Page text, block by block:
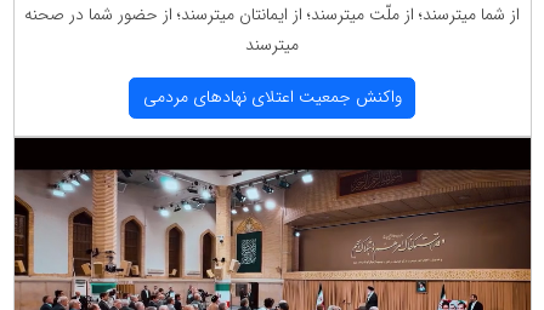
از شما میترسند؛ از ملّت میترسند؛ از ایمانتان میترسند؛ از حضور شما در صحنه
میترسند
واكنش جمعیت اعتلای نهادهای مردمی